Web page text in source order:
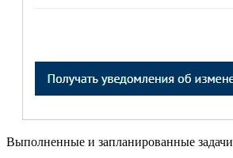
Выполненные и запланированные задачи